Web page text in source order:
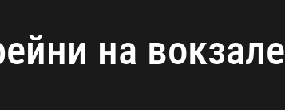
на вокзале